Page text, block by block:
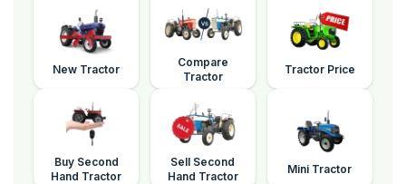
New Tractor
Compare
Tractor
Tractor Price
Buy Second
Hand Tractor
Sell Second
Hand Tractor
Mini Tractor